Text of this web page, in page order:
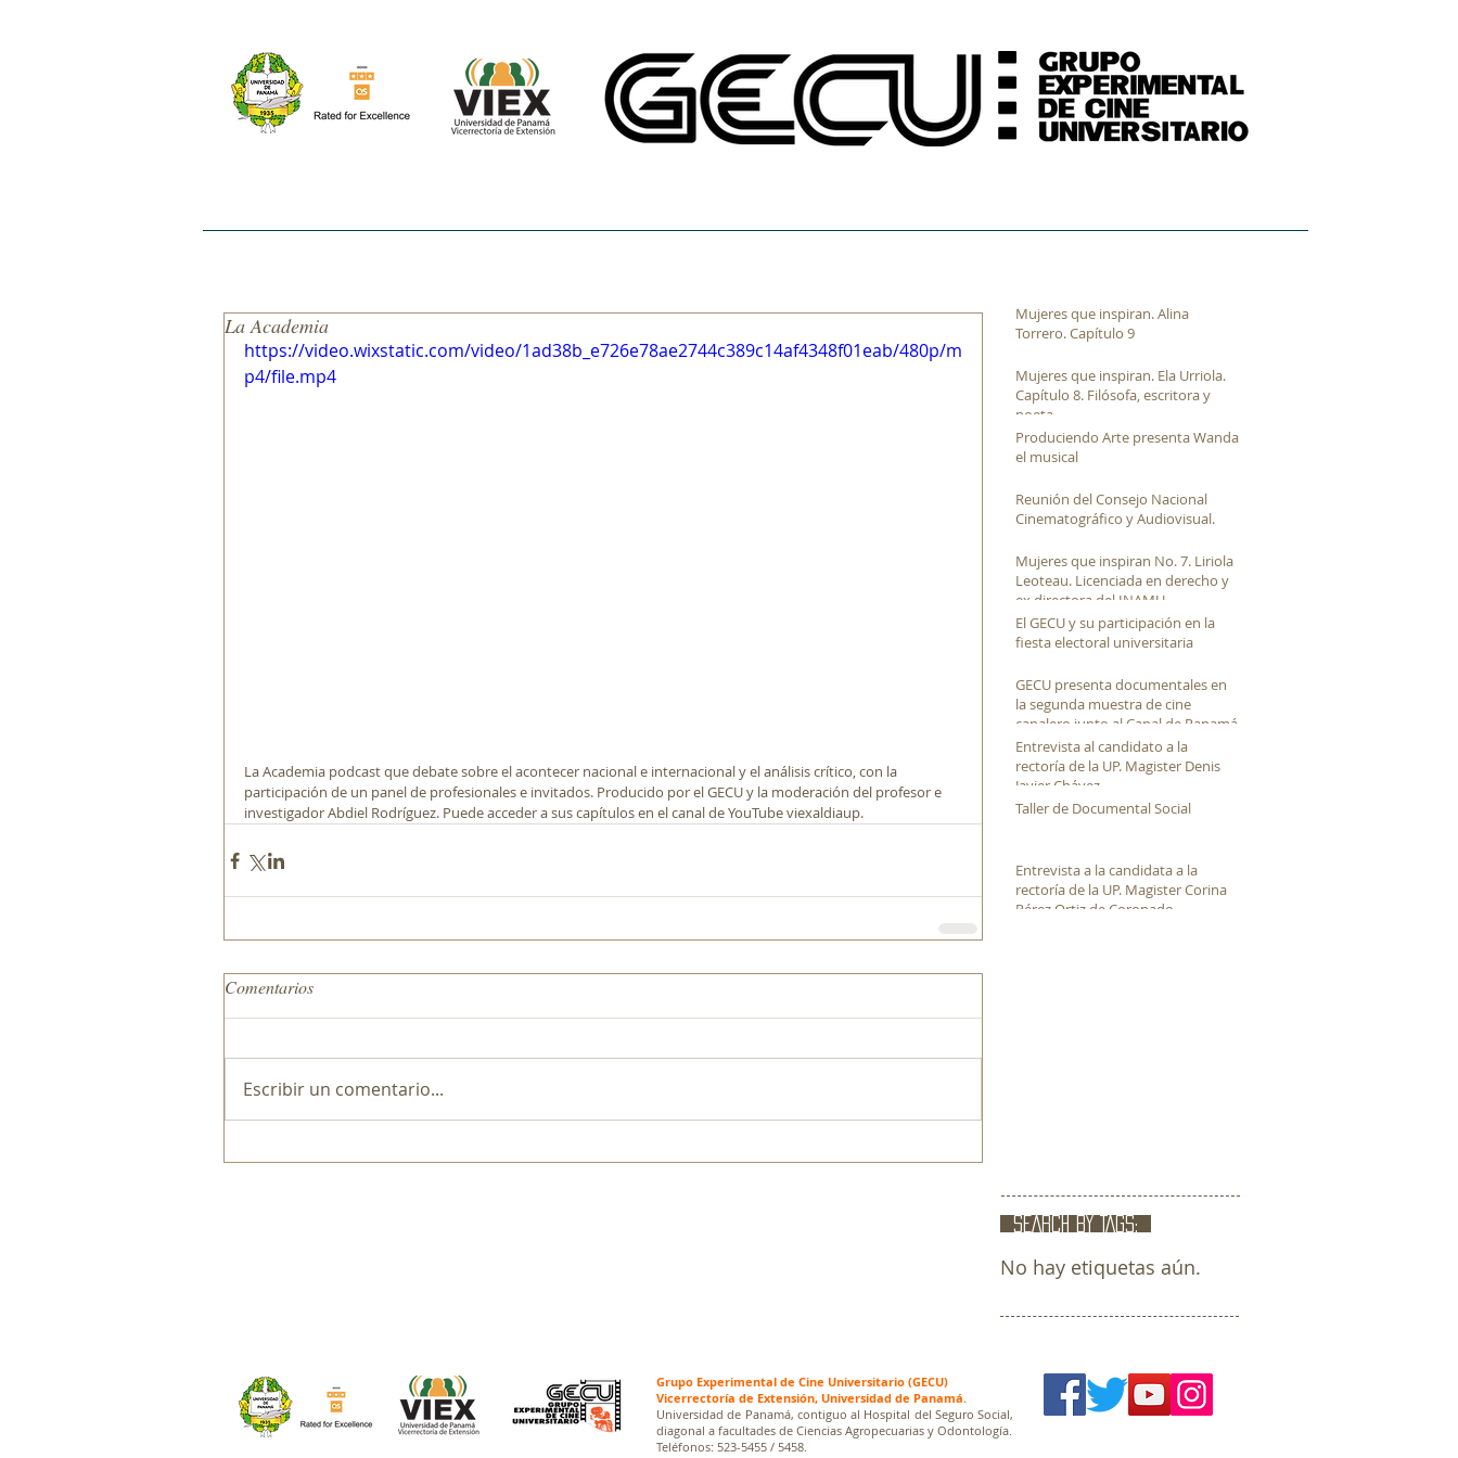
La Academia
https://video.wixstatic.com/video/1ad38b_e726e78ae2744c389c14af4348f01eab/480p/m
p4/file.mp4
La Academia podcast que debate sobre el acontecer nacional e internacional y el análisis crítico, con la
participación de un panel de profesionales e invitados. Producido por el GECU y la moderación del profesor e
investigador Abdiel Rodríguez. Puede acceder a sus capítulos en el canal de YouTube viexaldiaup.
Comentarios
Escribir un comentario...
Mujeres que inspiran. Alina
Torrero. Capítulo 9
Mujeres que inspiran. Ela Urriola.
Capítulo 8. Filósofa, escritora y
poeta
Produciendo Arte presenta Wanda
el musical
Reunión del Consejo Nacional
Cinematográfico y Audiovisual.
Mujeres que inspiran No. 7. Liriola
Leoteau. Licenciada en derecho y
ex directora del INAMU
El GECU y su participación en la
fiesta electoral universitaria
GECU presenta documentales en
la segunda muestra de cine
canalero junto al Canal de Panamá
Entrevista al candidato a la
rectoría de la UP. Magister Denis
Javier Chávez
Taller de Documental Social
Entrevista a la candidata a la
rectoría de la UP. Magister Corina
Pérez Ortiz de Coronado
SEARCH BY TAGS:
No hay etiquetas aún.
Grupo Experimental de Cine Universitario (GECU)
Vicerrectoría de Extensión, Universidad de Panamá.
Universidad de Panamá, contiguo al Hospital del Seguro Social,
diagonal a facultades de Ciencias Agropecuarias y Odontología.
Teléfonos: 523-5455 / 5458.